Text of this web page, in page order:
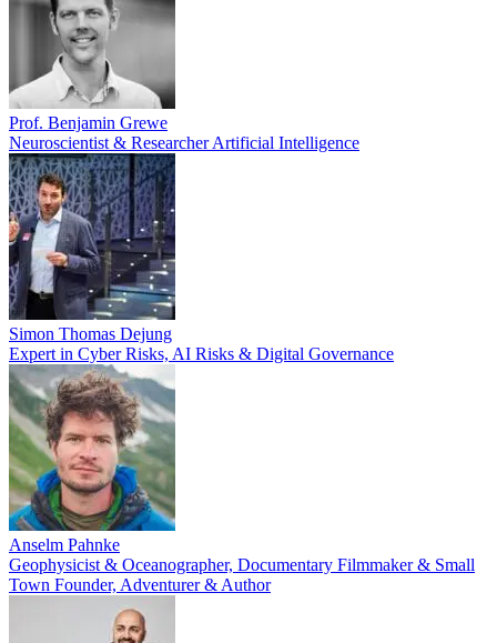
Prof. Benjamin Grewe
Neuroscientist & Researcher Artificial Intelligence
Simon Thomas Dejung
Expert in Cyber Risks, AI Risks & Digital Governance
Anselm Pahnke
Geophysicist & Oceanographer, Documentary Filmmaker & Small
Town Founder, Adventurer & Author